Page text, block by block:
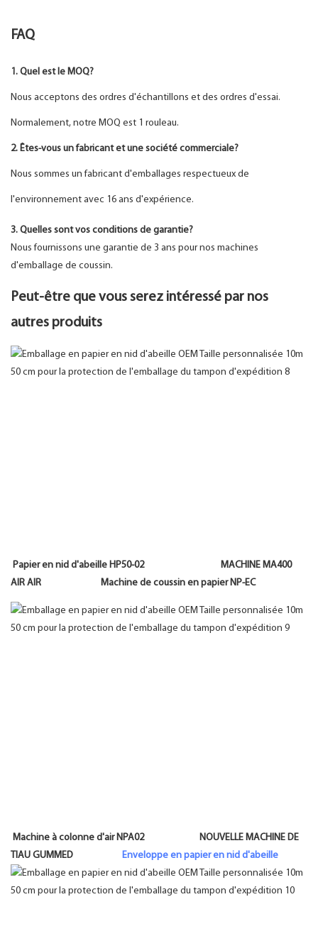
FAQ
1. Quel est le MOQ?
Nous acceptons des ordres d'échantillons et des ordres d'essai.
Normalement, notre MOQ est 1 rouleau.
2. Êtes-vous un fabricant et une société commerciale?
Nous sommes un fabricant d'emballages respectueux de
l'environnement avec 16 ans d'expérience.
3. Quelles sont vos conditions de garantie?
Nous fournissons une garantie de 3 ans pour nos machines
d'emballage de coussin.
Peut-être que vous serez intéressé par nos
autres produits
Papier en nid d'abeille HP50-02 MACHINE MA400
AIR AIR Machine de coussin en papier NP-EC
Machine à colonne d'air NPA02 NOUVELLE MACHINE DE
TIAU GUMMED Enveloppe en papier en nid d'abeille